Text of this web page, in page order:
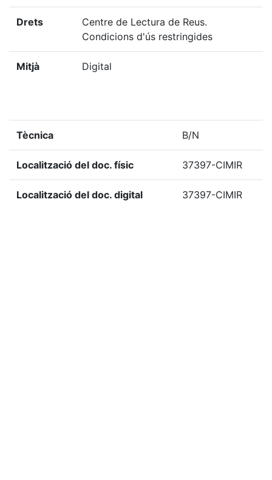
Drets
Centre de Lectura de Reus.
Condicions d'ús restringides
Mitjà Digital
Tècnica B/N
Localització del doc. físic 37397-CIMIR
Localització del doc. digital 37397-CIMIR